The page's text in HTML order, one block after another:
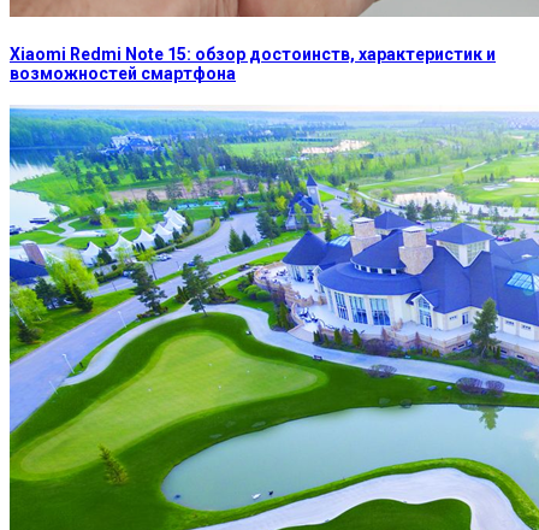
Xiaomi Redmi Note 15: обзор достоинств, характеристик и
возможностей смартфона